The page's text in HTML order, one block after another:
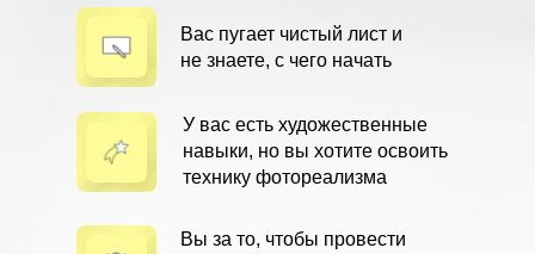
Вас пугает чистый лист и
не знаете, с чего начать
У вас есть художественные
навыки, но вы хотите освоить
технику фотореализма
Вы за то, чтобы провести